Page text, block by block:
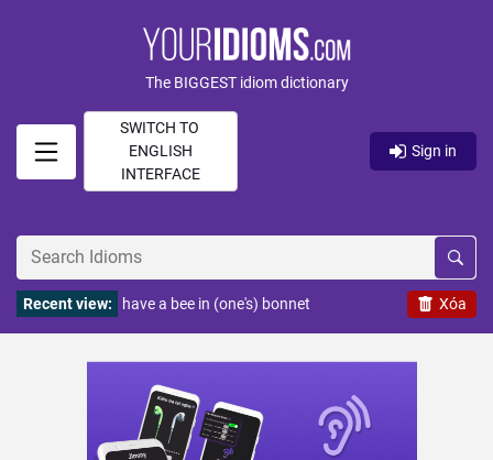
The BIGGEST idiom dictionary
SWITCH TO
ENGLISH
INTERFACE
Sign in
Xóa
Recent view: have a bee in (one's) bonnet